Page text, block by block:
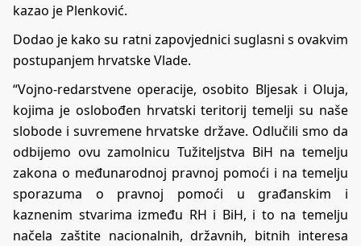
kazao je Plenković.
Dodao je kako su ratni zapovjednici suglasni s ovakvim
postupanjem hrvatske Vlade.
“Vojno-redarstvene operacije, osobito Bljesak i Oluja,
kojima je oslobođen hrvatski teritorij temelji su naše
slobode i suvremene hrvatske države. Odlučili smo da
odbijemo ovu zamolnicu Tužiteljstva BiH na temelju
zakona o međunarodnoj pravnoj pomoći i na temelju
sporazuma o pravnoj pomoći u građanskim i
kaznenim stvarima između RH i BiH, i to na temelju
načela zaštite nacionalnih, državnih, bitnih interesa